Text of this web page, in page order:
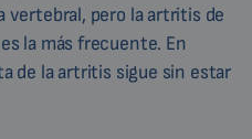
vertebral, pero la artritis de
la más frecuente. En
de la artritis sigue sin estar